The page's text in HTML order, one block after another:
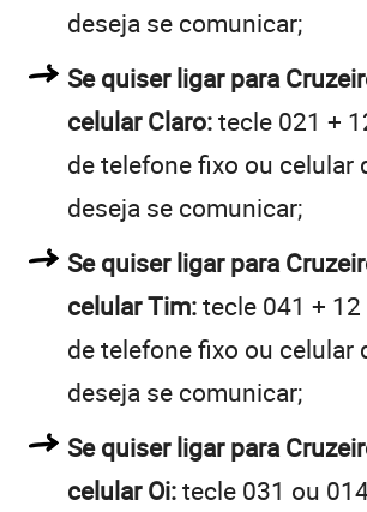
deseja se comunicar;
Se quiser ligar para
celular Claro:tecle 021 +
de telefone fixo ou celular
deseja se comunicar;
Se quiser ligar para
celular Tim:tecle 041 +
de telefone fixo ou celular
deseja se comunicar;
Se quiser ligar para
celular Oi:tecle 031 ou